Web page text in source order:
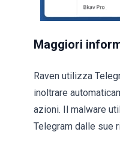
Maggiori
Raven utilizza
inoltrare
azioni. Il malware
Telegram dalle sue